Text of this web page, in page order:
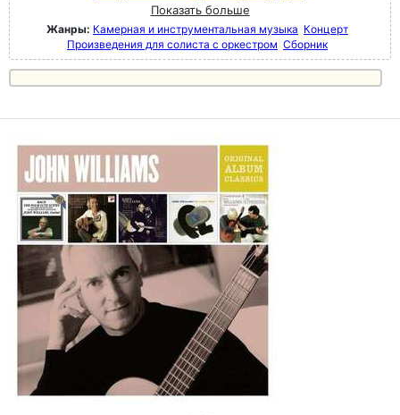
Показать больше
Жанры: Камерная и инструментальная музыка Концерт
Произведения для солиста с оркестром Сборник